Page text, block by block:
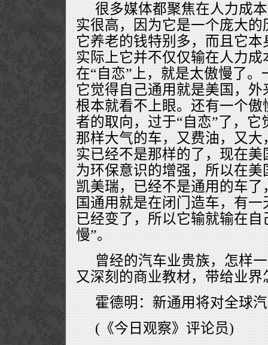
很多媒体都聚焦在人力成
实很高，因为它是一个庞大
它养老的钱特别多，而且它
实际上它并不仅仅输在人力
在“自恋”上，就是太傲慢了。
它觉得自己通用就是美国，
根本就看不上眼。还有一个
者的取向，过于“自恋”了，
那样大气的车，又费油，又
实已经不是那样的了，现在
为环保意识的增强，所以在
凯美瑞，已经不是通用的车
国通用就是在闭门造车，有
已经变了，所以它输就输在自
慢”。
曾经的汽车业贵族，怎样
又深刻的商业教材，带给业界
霍德明：新通用将对全球
(《今日观察》评论员)